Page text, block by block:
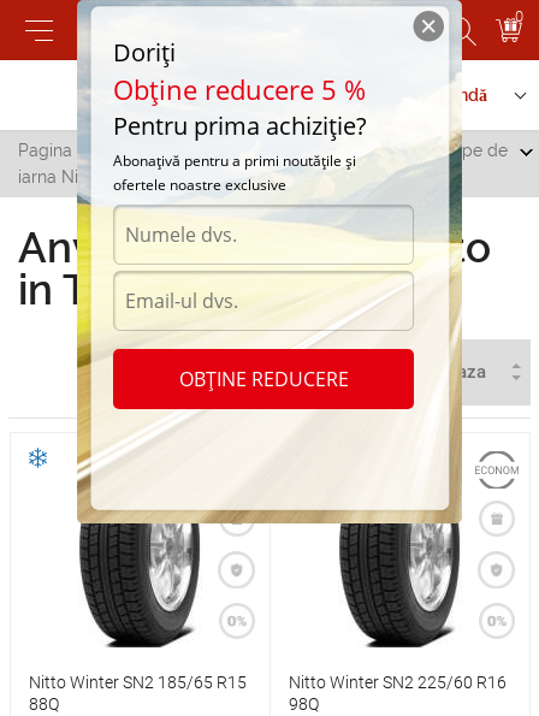
0
Contactați-ne Serviciu de comandă
Pagina principală Telenesti /
Anvelope de
iarna Nitto in Telenesti
Anvelope de iarna Nitto
in Telenesti
Nitto Winter SN2 185/65 R15
88Q
Nitto Winter SN2 225/60 R16
98Q
Doriți
Obține reducere 5 %
Pentru prima achiziție?
Abonațivă pentru a primi noutățile și
ofertele noastre exclusive
OBȚINE REDUCERE